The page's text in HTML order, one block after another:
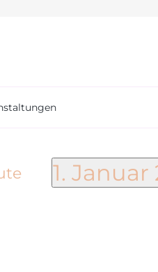
1. Januar